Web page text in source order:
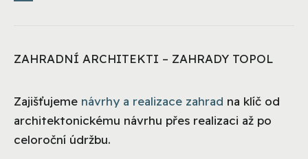
ZAHRADNÍ ARCHITEKTI – ZAHRADY TOPOL
Zajišťujeme návrhy a realizace zahrad na klíč od
architektonickému návrhu přes realizaci až po
celoroční údržbu.